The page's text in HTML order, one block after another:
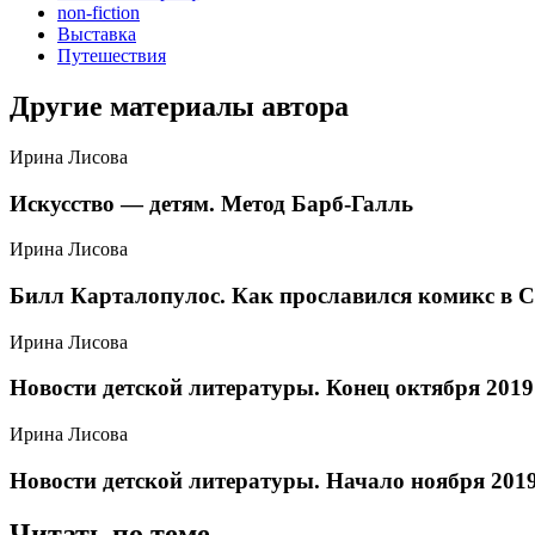
non-fiction
Выставка
Путешествия
Другие материалы автора
Ирина Лисова
​Искусство — детям. Метод Барб-Галль
Ирина Лисова
​Билл Карталопулос. Как прославился комикс
Ирина Лисова
​Новости детской литературы. Конец октября 2019
Ирина Лисова
​Новости детской литературы. Начало ноября